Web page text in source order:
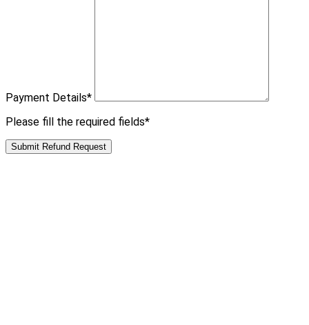
Payment Details*
Please fill the required fields*
Submit Refund Request